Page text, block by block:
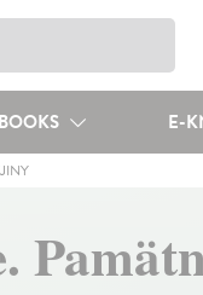
BOOKS E-